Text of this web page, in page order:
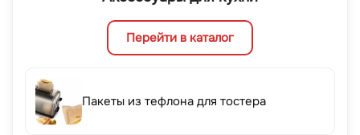
Перейти в каталог
Пакеты из тефлона для тостера